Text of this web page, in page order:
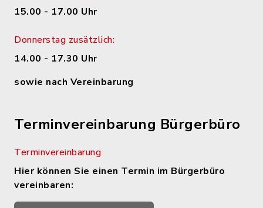
15.00 - 17.00 Uhr
Donnerstag zusätzlich:
14.00 - 17.30 Uhr
sowie nach Vereinbarung
Terminvereinbarung Bürgerbüro
Terminvereinbarung
Hier können Sie einen Termin im Bürgerbüro
vereinbaren: